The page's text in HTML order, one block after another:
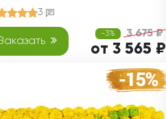
3
-3% 3 675 ₽
от 3 565 ₽